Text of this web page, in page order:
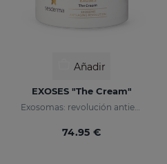
Añadir
EXOSES "The Cream"
74.95 €